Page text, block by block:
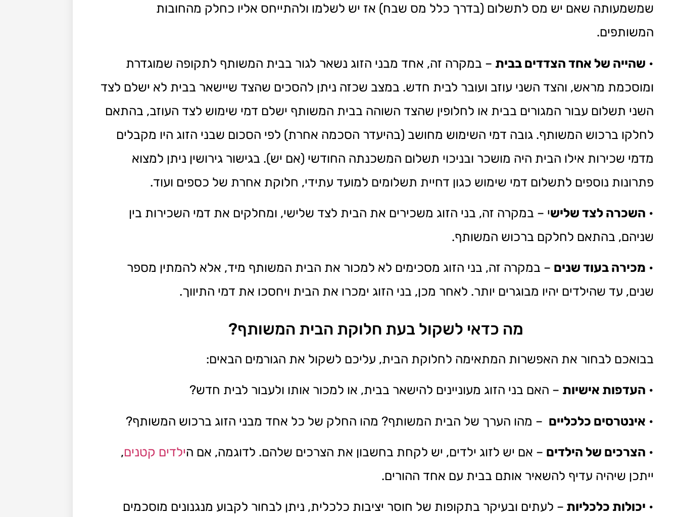
שמשמעותה שאם יש מס לתשלום (בדרך כלל מס שבח) אז יש לשלמו ולהתייחס אליו כחלק מהחובות
המשותפים.
• שהייה של אחד הצדדים בבית – במקרה זה, אחד מבני הזוג נשאר לגור בבית המשותף לתקופה שמוגדרת
ומוסכמת מראש, והצד השני עוזב ועובר לבית חדש. במצב שכזה ניתן להסכים שהצד שיישאר בבית לא ישלם לצד
השני תשלום עבור המגורים בבית או לחלופין שהצד השוהה בבית המשותף ישלם דמי שימוש לצד העוזב, בהתאם
לחלקו ברכוש המשותף. גובה דמי השימוש מחושב (בהיעדר הסכמה אחרת) לפי הסכום שבני הזוג היו מקבלים
מדמי שכירות אילו הבית היה מושכר ובניכוי תשלום המשכנתה החודשי (אם יש). בגישור גירושין ניתן למצוא
פתרונות נוספים לתשלום דמי שימוש כגון דחיית תשלומים למועד עתידי, חלוקת אחרת של כספים ועוד.
• השכרה לצד שלישי – במקרה זה, בני הזוג משכירים את הבית לצד שלישי, ומחלקים את דמי השכירות בין
שניהם, בהתאם לחלקם ברכוש המשותף.
• מכירה בעוד שנים – במקרה זה, בני הזוג מסכימים לא למכור את הבית המשותף מיד, אלא להמתין מספר
שנים, עד שהילדים יהיו מבוגרים יותר. לאחר מכן, בני הזוג ימכרו את הבית ויחסכו את דמי התיווך.
מה כדאי לשקול בעת חלוקת הבית המשותף?
בבואכם לבחור את האפשרות המתאימה לחלוקת הבית, עליכם לשקול את הגורמים הבאים:
• העדפות אישיות – האם בני הזוג מעוניינים להישאר בבית, או למכור אותו ולעבור לבית חדש?
• אינטרסים כלכליים – מהו הערך של הבית המשותף? מהו החלק של כל אחד מבני הזוג ברכוש המשותף?
• הצרכים של הילדים – אם יש לזוג ילדים, יש לקחת בחשבון את הצרכים שלהם. לדוגמה, אם הילדים קטנים,
ייתכן שיהיה עדיף להשאיר אותם בבית עם אחד ההורים.
• יכולות כלכליות – לעתים ובעיקר בתקופות של חוסר יציבות כלכלית, ניתן לבחור לקבוע מנגנונים מוסכמים